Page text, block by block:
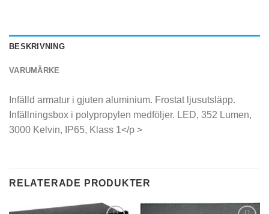
BESKRIVNING
VARUMÄRKE
Infälld armatur i gjuten aluminium. Frostat ljusutsläpp.
Infällningsbox i polypropylen medföljer. LED, 352 Lumen,
3000 Kelvin, IP65, Klass 1</p >
RELATERADE PRODUKTER